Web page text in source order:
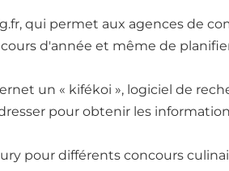
qui permet aux agences de
d'année et même de
un « kifékoi », logiciel de
pour obtenir les
pour différents concours